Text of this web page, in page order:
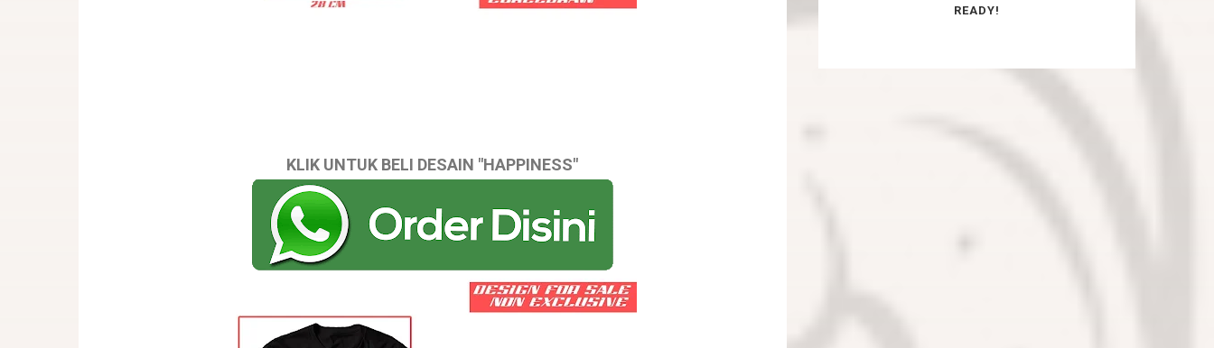
KLIK UNTUK BELI DESAIN "HAPPINESS"
READY!